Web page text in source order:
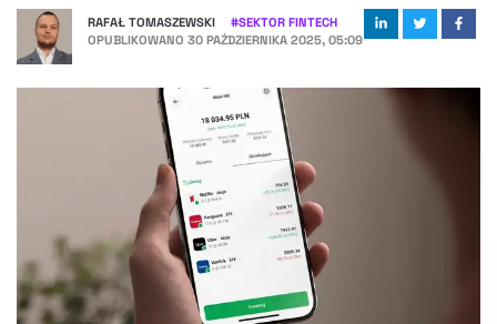
RAFAŁ TOMASZEWSKI #SEKTOR FINTECH
OPUBLIKOWANO 30 PAŹDZIERNIKA 2025, 05:09